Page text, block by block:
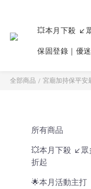
💥本月下殺 ↙
保固登錄｜優
全部商品 / 宮廟加持保平安
所有商品
💥本月下殺 ↙眾
折起
🌟本月活動主打